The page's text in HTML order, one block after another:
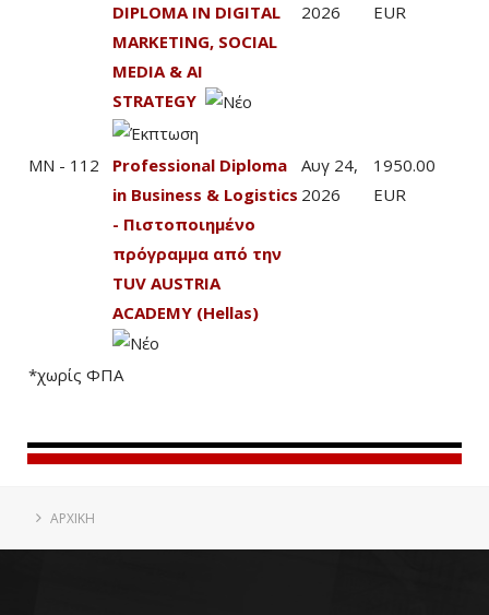
DIPLOMA IN DIGITAL
MARKETING, SOCIAL
MEDIA & AI
STRATEGY
2026
EUR
MN - 112
Professional Diploma
in Business & Logistics
- Πιστοποιημένο
πρόγραμμα από την
TUV AUSTRIA
ACADEMY (Hellas)
Αυγ 24,
2026
1950.00
EUR
*χωρίς ΦΠΑ
ΑΡΧΙΚΗ